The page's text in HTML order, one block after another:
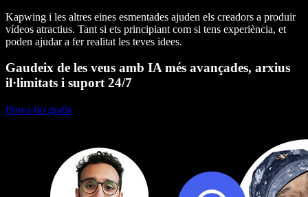
Kapwing i les altres eines esmentades ajuden els creadors a produir
vídeos atractius. Tant si ets principiant com si tens experiència, et
poden ajudar a fer realitat les teves idees.
Gaudeix de les veus amb IA més avançades, arxius
il·limitats i suport 24/7
Prova-ho gratis